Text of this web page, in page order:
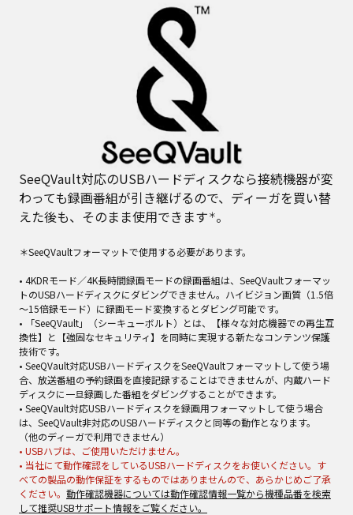
SeeQVault対応のUSBハードディスクなら接続機器が変
わっても録画番組が引き継げるので、ディーガを買い替
えた後も、そのまま使用できます ＊。
＊SeeQVaultフォーマットで使用する必要があります。
• 4KDRモード／4K長時間録画モードの録画番組は、SeeQVaultフォーマッ
トのUSBハードディスクにダビングできません。ハイビジョン画質（1.5倍
～15倍録モード）に録画モード変換するとダビング可能です。
• 「SeeQVault」（シーキューボルト）とは、【様々な対応機器での再生互
換性】と【強固なセキュリティ】を同時に実現する新たなコンテンツ保護
技術です。
• SeeQVault対応USBハードディスクをSeeQVaultフォーマットして使う場
合、放送番組の予約録画を直接記録することはできませんが、内蔵ハード
ディスクに一旦録画した番組をダビングすることができます。
• SeeQVault対応USBハードディスクを録画用フォーマットして使う場合
は、SeeQVault非対応のUSBハードディスクと同等の動作となります。
（他のディーガで利用できません）
• USBハブは、ご使用いただけません。
• 当社にて動作確認をしているUSBハードディスクをお使いください。す
べての製品の動作保証をするものではありませんので、あらかじめご了承
ください。 動作確認機器については動作確認情報一覧から機種品番を検索
して推奨USBサポート情報をご覧ください。